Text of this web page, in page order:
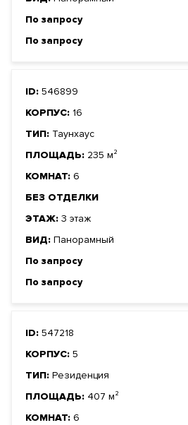
По запросу
По запросу
ID: 546899
КОРПУС: 16
ТИП: Таунхаус
ПЛОЩАДЬ: 235 м²
КОМНАТ: 6
БЕЗ ОТДЕЛКИ
ЭТАЖ: 3 этаж
ВИД: Панорамный
По запросу
По запросу
ID: 547218
КОРПУС: 5
ТИП: Резиденция
ПЛОЩАДЬ: 407 м²
КОМНАТ: 6